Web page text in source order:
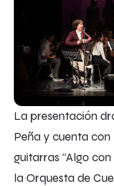
La presentación
Peña y cuenta
guitarras “Algo
la Orquesta de